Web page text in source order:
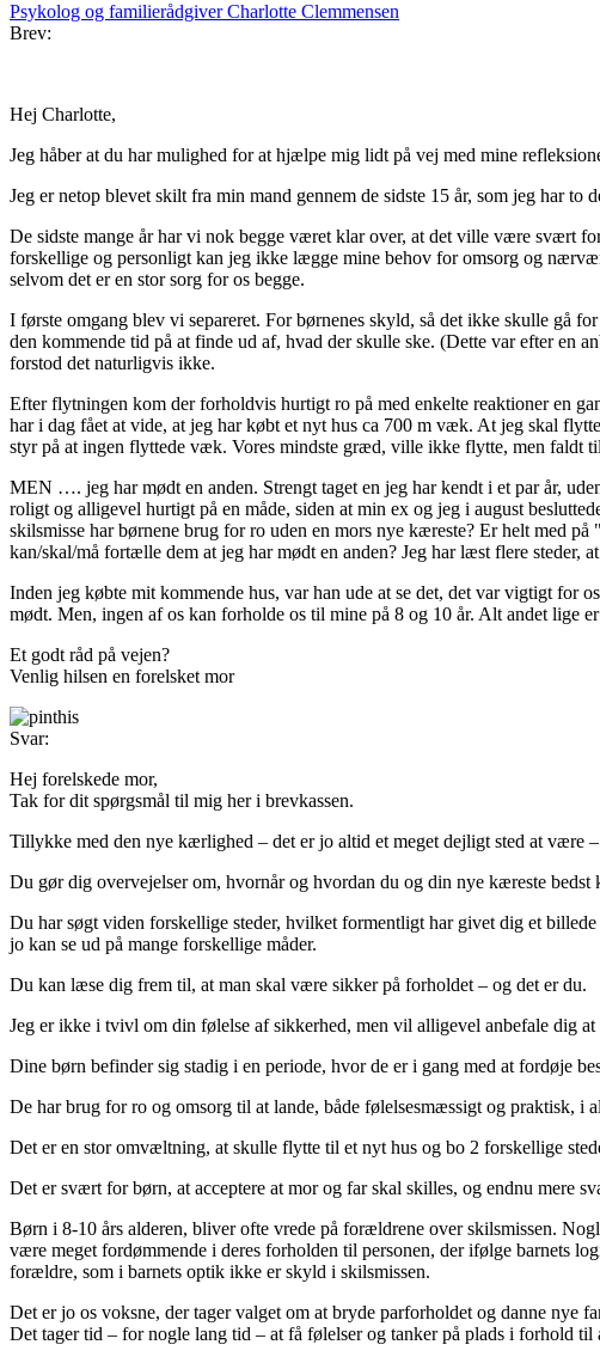
Psykolog og familierådgiver Charlotte Clemmensen
Brev:
Hej Charlotte,
Jeg håber at du har mulighed for at hjælpe mig lidt på vej med mine
Jeg er netop blevet skilt fra min mand gennem de sidste 15 år, som jeg har to
De sidste mange år har vi nok begge været klar over, at det ville være svært
forskellige og personligt kan jeg ikke lægge mine behov for omsorg og
selvom det er en stor sorg for os begge.
I første omgang blev vi separeret. For børnenes skyld, så det ikke skulle gå
den kommende tid på at finde ud af, hvad der skulle ske. (Dette var efter en
forstod det naturligvis ikke.
Efter flytningen kom der forholdvis hurtigt ro på med enkelte reaktioner en
har i dag fået at vide, at jeg har købt et nyt hus ca 700 m væk. At jeg skal
styr på at ingen flyttede væk. Vores mindste græd, ville ikke flytte, men faldt
MEN …. jeg har mødt en anden. Strengt taget en jeg har kendt i et par år,
roligt og alligevel hurtigt på en måde, siden at min ex og jeg i august
skilsmisse har børnene brug for ro uden en mors nye kæreste? Er helt med
kan/skal/må fortælle dem at jeg har mødt en anden? Jeg har læst flere steder,
Inden jeg købte mit kommende hus, var han ude at se det, det var vigtigt for
mødt. Men, ingen af os kan forholde os til mine på 8 og 10 år. Alt andet lige
Et godt råd på vejen?
Venlig hilsen en forelsket mor
Svar:
Hej forelskede mor,
Tak for dit spørgsmål til mig her i brevkassen.
Tillykke med den nye kærlighed – det er jo altid et meget dejligt sted at være
Du gør dig overvejelser om, hvornår og hvordan du og din nye kæreste bedst
Du har søgt viden forskellige steder, hvilket formentligt har givet dig et
jo kan se ud på mange forskellige måder.
Du kan læse dig frem til, at man skal være sikker på forholdet – og det er du.
Jeg er ikke i tvivl om din følelse af sikkerhed, men vil alligevel anbefale dig
Dine børn befinder sig stadig i en periode, hvor de er i gang med at fordøje
De har brug for ro og omsorg til at lande, både følelsesmæssigt og praktisk, i
Det er en stor omvæltning, at skulle flytte til et nyt hus og bo 2 forskellige
Det er svært for børn, at acceptere at mor og far skal skilles, og endnu mere
Børn i 8-10 års alderen, bliver ofte vrede på forældrene over skilsmissen.
være meget fordømmende i deres forholden til personen, der ifølge barnets
forældre, som i barnets optik ikke er skyld i skilsmissen.
Det er jo os voksne, der tager valget om at bryde parforholdet og danne nye
Det tager tid – for nogle lang tid – at få følelser og tanker på plads i forhold til